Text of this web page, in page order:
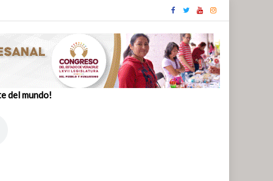
del mundo!